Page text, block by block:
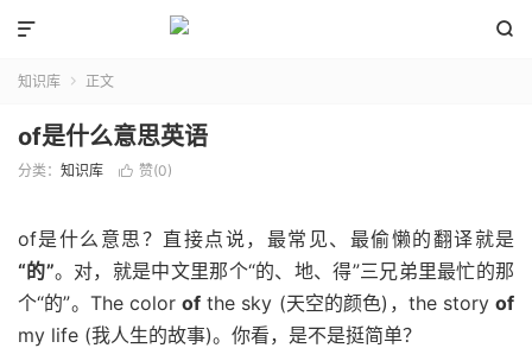


知识库  正文
of是什么意思英语
分类： 知识库  赞(0)
of是什么意思？直接点说，最常见、最偷懒的翻译就是
“的”。对，就是中文里那个“的、地、得”三兄弟里最忙的那
个“的”。The colorof the sky (天空的颜色)，the storyof
my life (我人生的故事)。你看，是不是挺简单？